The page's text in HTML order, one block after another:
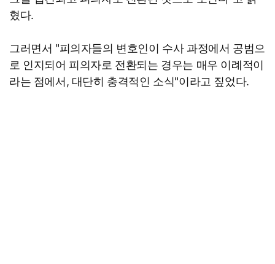
혔다.
그러면서 "피의자들의 변호인이 수사 과정에서 공범으
로 인지되어 피의자로 전환되는 경우는 매우 이례적이
라는 점에서, 대단히 충격적인 소식"이라고 짚었다.